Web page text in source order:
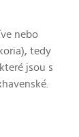
nebo
tedy
jsou s